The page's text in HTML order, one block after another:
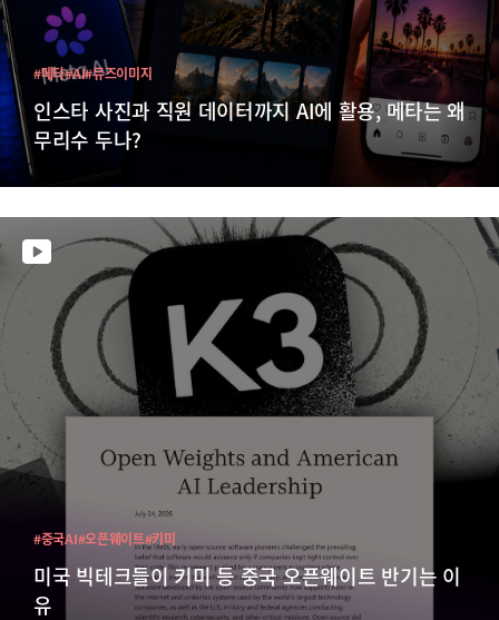
인스타 사진과 직원 데이터까지 AI에 활용, 메타는 왜
무리수 두나?
#메타#AI#뮤즈이미지
미국 빅테크들이 키미 등 중국 오픈웨이트 반기는 이
유
#중국AI#오픈웨이트#키미